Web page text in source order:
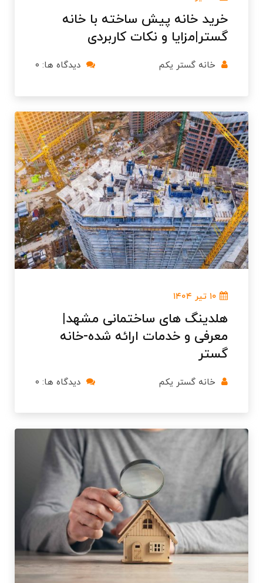
خرید خانه پیش ساخته با خانه
گستر|مزایا و نکات کاربردی
خانه گستر یکم دیدگاه ها: ۰
۱۰ تیر ۱۴۰۴
هلدینگ های ساختمانی مشهد|
معرفی و خدمات ارائه شده-خانه
گستر
خانه گستر یکم دیدگاه ها: ۰